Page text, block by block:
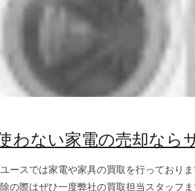
わない家電の売却なら
ースでは家電や家具の買取を行っており
の際はぜひ一度弊社の買取担当スタッフ